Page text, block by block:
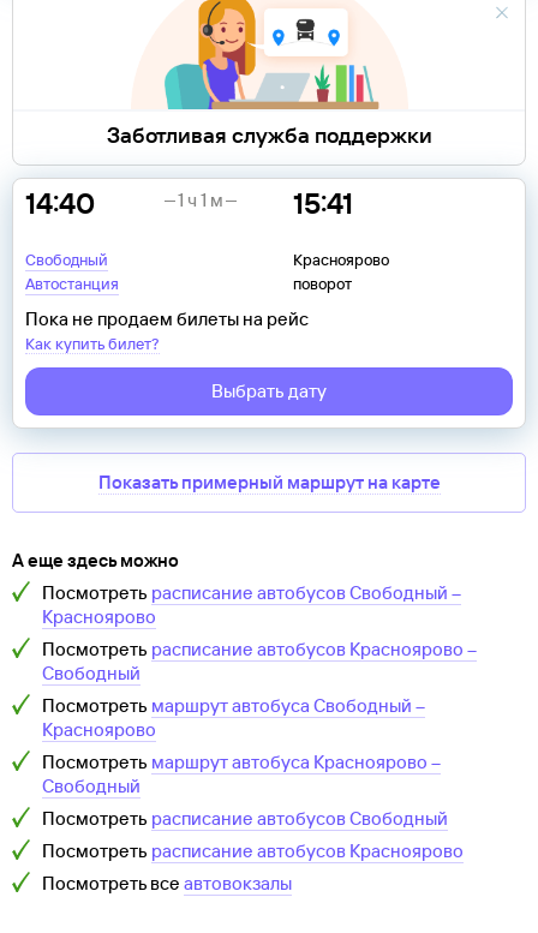
Заботливая служба поддержки
14:40
Свободный
Автостанция
15:41
Красноярово
поворот
1 ч 1 м
Пока не продаем билеты на рейс
Как купить билет?
Выбрать дату
Показать примерный маршрут на карте
А еще здесь можно
Посмотреть расписание автобусовСвободный –
Красноярово
Посмотреть расписание автобусов Красноярово –
Свободный
Посмотреть маршрут автобуса Свободный –
Красноярово
Посмотреть маршрут автобуса Красноярово –
Свободный
Посмотреть расписание автобусовСвободный
Посмотреть расписание автобусов Красноярово
Посмотреть все автовокзалы